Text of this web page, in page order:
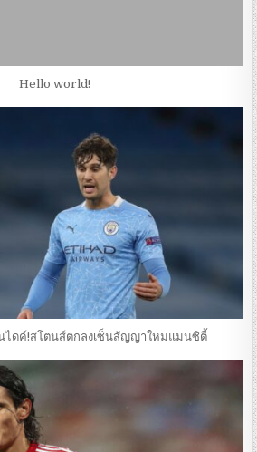
Hello world!
ไดค์!สโตนส์ตกลงเซ็นสัญญาใหม่แมนซิตี้